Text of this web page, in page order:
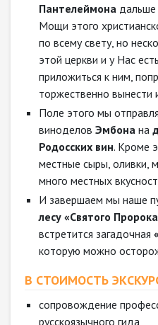
Пантелеймона
Мощи этого
по всему свету, но
этой церкви и у Нас
приложиться к ним,
торжественно вынести
Поле этого мы
виноделов Эмбона на
Родосских вин. Кроме
местные сыры, оливки,
много местных
И завершаем мы наше
лесу «Святого
встретится загадочная
которую можно
В СТОИМОСТЬ
сопровождение
русскоязычного гида